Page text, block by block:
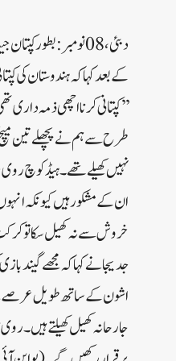
کے بعد کہا کہ ہندوستان کی
’’کپتانی کرنا اچھی ذمہ
طرح سے ہم نے پچھلے تین میچ
نہیں کھیلے تھے۔ہیڈ کوچ
ان کے مشکور ہیں کیونکہ
جدیجا نے کہا کہ مجھے
اشون کے ساتھ طویل عرصے
جارحانہ کھیل کھیلتے ہیں ۔